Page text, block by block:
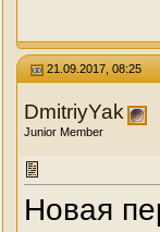
21.09.2017, 08:25
DmitriyYak
Junior Member
Новая